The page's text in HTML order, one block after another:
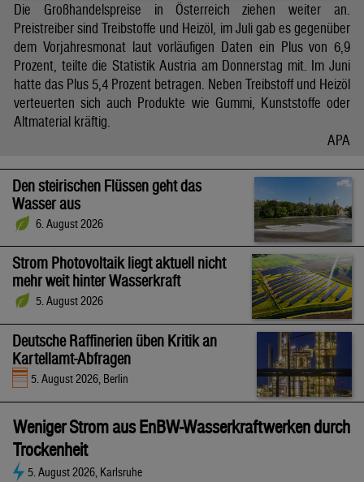
Die Großhandelspreise in Österreich ziehen weiter an.
Preistreiber sind Treibstoffe und Heizöl, im Juli gab es gegenüber
dem Vorjahresmonat laut vorläufigen Daten ein Plus von 6,9
Prozent, teilte die Statistik Austria am Donnerstag mit. Im Juni
hatte das Plus 5,4 Prozent betragen. Neben Treibstoff und Heizöl
verteuerten sich auch Produkte wie Gummi, Kunststoffe oder
Altmaterial kräftig.
APA
Den steirischen Flüssen geht das
Wasser aus
6. August 2026
Strom Photovoltaik liegt aktuell nicht
mehr weit hinter Wasserkraft
5. August 2026
Deutsche Raffinerien üben Kritik an
Kartellamt-Abfragen
5. August 2026, Berlin
Weniger Strom aus EnBW-Wasserkraftwerken durch
Trockenheit
5. August 2026, Karlsruhe